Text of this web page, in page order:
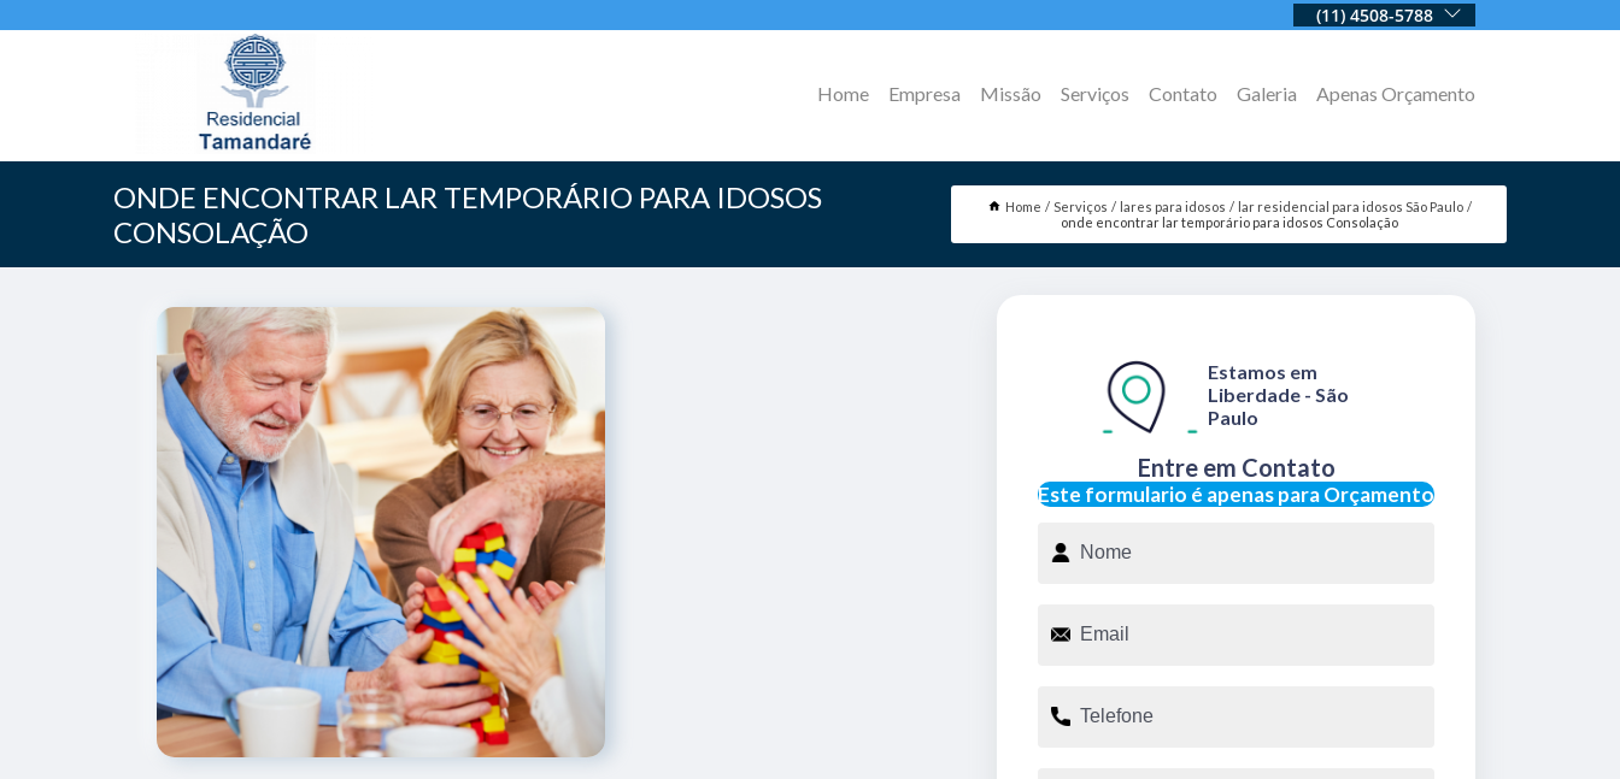
(11) 4508-5788
Home Empresa Missão Serviços Contato Galeria Apenas Orçamento
ONDE ENCONTRAR LAR TEMPORÁRIO PARA IDOSOS
CONSOLAÇÃO
Home Serviços lares para idosos
lar residencial para idosos São Paulo
onde encontrar lar temporário para idosos Consolação
Este formulario é apenas para Orçamento
Entre em Contato
Estamos em
Liberdade - São
Paulo